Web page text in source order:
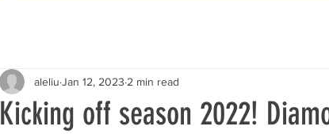
Kicking off season 2022!
aleliu Jan 12, 2023 2 min read